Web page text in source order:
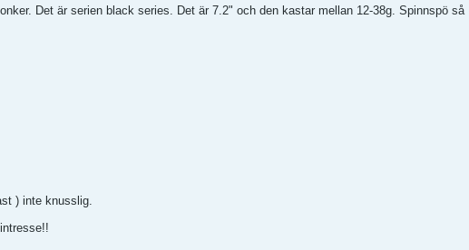
Det är serien black series. Det är 7.2" och den kastar mellan 12-38g. Spinnspö så
) inte knusslig.